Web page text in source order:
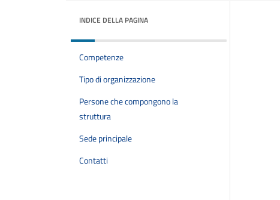
INDICE DELLA PAGINA
Competenze
Tipo di organizzazione
Persone che compongono la
struttura
Sede principale
Contatti